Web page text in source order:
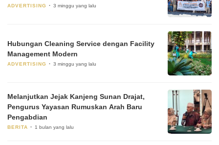
ADVERTISING 3 minggu yang lalu
Hubungan Cleaning Service dengan Facility
Management Modern
ADVERTISING 3 minggu yang lalu
Melanjutkan Jejak Kanjeng Sunan Drajat,
Pengurus Yayasan Rumuskan Arah Baru
Pengabdian
BERITA 1 bulan yang lalu